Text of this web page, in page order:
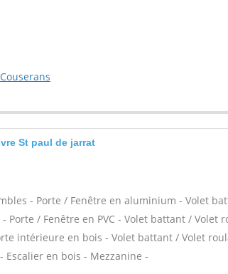
Couserans
St paul de jarrat
- Porte / Fenêtre en aluminium - Volet
Porte / Fenêtre en PVC - Volet battant / Volet
intérieure en bois - Volet battant / Volet
Escalier en bois - Mezzanine -